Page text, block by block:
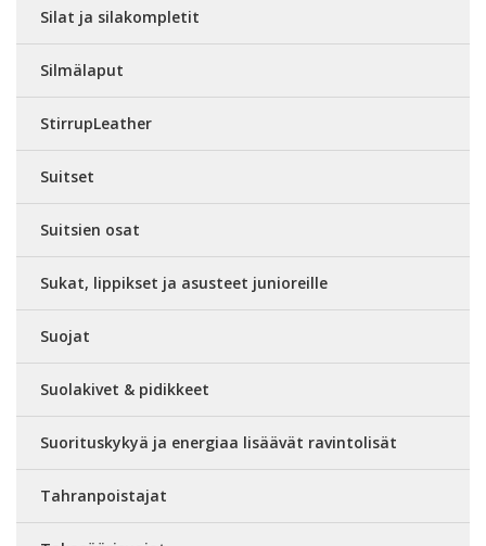
Silat ja silakompletit
Silmälaput
StirrupLeather
Suitset
Suitsien osat
Sukat, lippikset ja asusteet junioreille
Suojat
Suolakivet & pidikkeet
Suorituskykyä ja energiaa lisäävät ravintolisät
Tahranpoistajat